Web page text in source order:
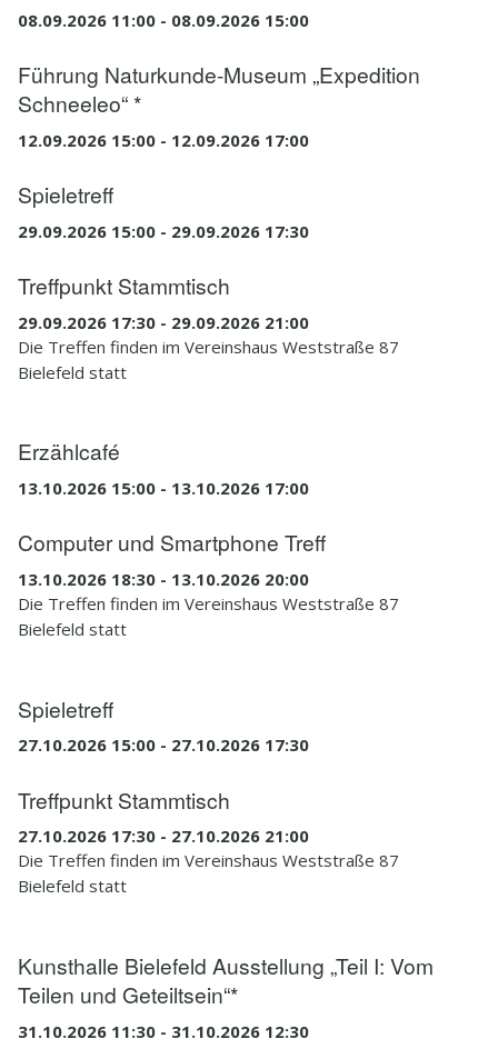
08.09.2026 11:00 - 08.09.2026 15:00
Führung Naturkunde-Museum „Expedition
Schneeleo“ *
12.09.2026 15:00 - 12.09.2026 17:00
Spieletreff
29.09.2026 15:00 - 29.09.2026 17:30
Treffpunkt Stammtisch
29.09.2026 17:30 - 29.09.2026 21:00
Die Treffen finden im Vereinshaus Weststraße 87
Bielefeld statt
Erzählcafé
13.10.2026 15:00 - 13.10.2026 17:00
Computer und Smartphone Treff
13.10.2026 18:30 - 13.10.2026 20:00
Die Treffen finden im Vereinshaus Weststraße 87
Bielefeld statt
Spieletreff
27.10.2026 15:00 - 27.10.2026 17:30
Treffpunkt Stammtisch
27.10.2026 17:30 - 27.10.2026 21:00
Die Treffen finden im Vereinshaus Weststraße 87
Bielefeld statt
Kunsthalle Bielefeld Ausstellung „Teil I: Vom
Teilen und Geteiltsein“*
31.10.2026 11:30 - 31.10.2026 12:30